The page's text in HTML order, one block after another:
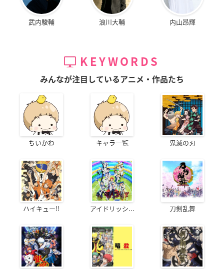
武内駿輔 浪川大輔 内山昂輝
KEYWORDS
みんなが注目しているアニメ・作品たち
ちいかわ キャラ一覧 鬼滅の刃
ハイキュー!! アイドリッシ... 刀剣乱舞